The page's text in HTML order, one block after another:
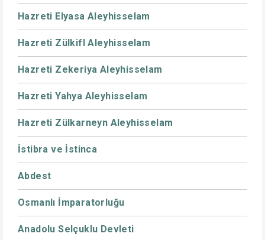
Hazreti Elyasa Aleyhisselam
Hazreti Zülkifl Aleyhisselam
Hazreti Zekeriya Aleyhisselam
Hazreti Yahya Aleyhisselam
Hazreti Zülkarneyn Aleyhisselam
İstibra ve İstinca
Abdest
Osmanlı İmparatorluğu
Anadolu Selçuklu Devleti